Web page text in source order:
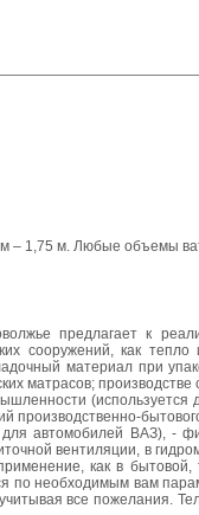
– 1,75 м. Любые объемы
предлагает к
сооружений, как
материал при
матрасов; производстве
производственно-
автомобилей ВАЗ), -
вентиляции, в
как в
по необходимым вам
все пожелания.